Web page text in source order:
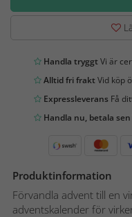
Handla tryggtVi är
Alltid fri fraktVid köp
Expressleverans Få
Handla nu, betala sen
Produktinformation
Förvandla advent till en
adventskalender för